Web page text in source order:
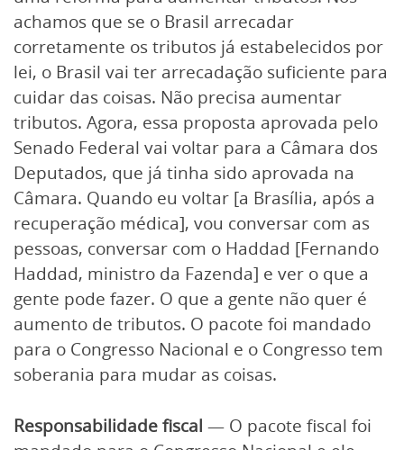
achamos que se o Brasil arrecadar
corretamente os tributos já estabelecidos por
lei, o Brasil vai ter arrecadação suficiente para
cuidar das coisas. Não precisa aumentar
tributos. Agora, essa proposta aprovada pelo
Senado Federal vai voltar para a Câmara dos
Deputados, que já tinha sido aprovada na
Câmara. Quando eu voltar [a Brasília, após a
recuperação médica], vou conversar com as
pessoas, conversar com o Haddad [Fernando
Haddad, ministro da Fazenda] e ver o que a
gente pode fazer. O que a gente não quer é
aumento de tributos. O pacote foi mandado
para o Congresso Nacional e o Congresso tem
soberania para mudar as coisas.
Responsabilidade fiscal — O pacote fiscal foi